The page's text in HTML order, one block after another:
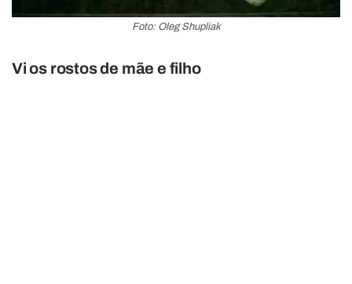
Foto: Oleg Shupliak
Vi os rostos de mãe e filho